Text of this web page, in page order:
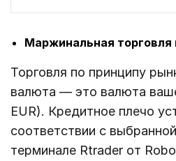
Маржинальная торговля
Торговля по принципу
валюта — это валюта
EUR). Кредитное плечо
соответствии с
терминале Rtrader от